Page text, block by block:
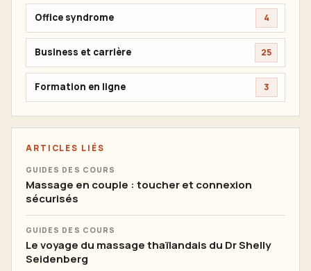
Office syndrome 4
Business et carrière 25
Formation en ligne 3
ARTICLES LIÉS
GUIDES DES COURS
Massage en couple : toucher et connexion
sécurisés
GUIDES DES COURS
Le voyage du massage thaïlandais du Dr Shelly
Seidenberg